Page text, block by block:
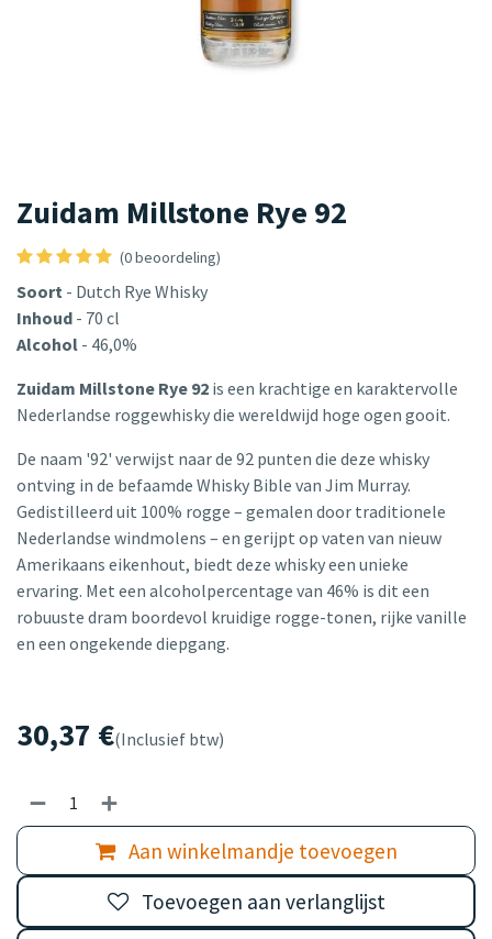
Zuidam Millstone Rye 92
(0 beoordeling)
Soort - Dutch Rye Whisky
Inhoud - 70 cl
Alcohol - 46,0%
Zuidam Millstone Rye 92 is een krachtige en karaktervolle
Nederlandse roggewhisky die wereldwijd hoge ogen gooit.
De naam '92' verwijst naar de 92 punten die deze whisky
ontving in de befaamde Whisky Bible van Jim Murray.
Gedistilleerd uit 100% rogge – gemalen door traditionele
Nederlandse windmolens – en gerijpt op vaten van nieuw
Amerikaans eikenhout, biedt deze whisky een unieke
ervaring. Met een alcoholpercentage van 46% is dit een
robuuste dram boordevol kruidige rogge-tonen, rijke vanille
en een ongekende diepgang.
30,37 €(Inclusief btw)
Aan winkelmandje toevoegen
Toevoegen aan verlanglijst